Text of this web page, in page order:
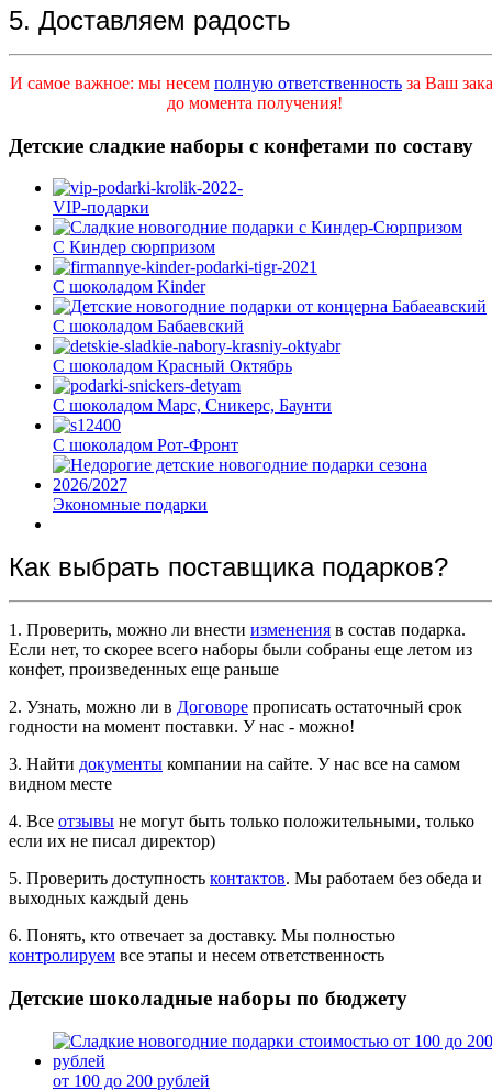
5. Доставляем радость
И самое важное: мы несем полную ответственность за Ваш
до момента получения!
Детские сладкие наборы с конфетами по составу
VIP-подарки
С Киндер сюрпризом
С шоколадом Kinder
С шоколадом Бабаевский
С шоколадом Красный Октябрь
С шоколадом Марс, Сникерс, Баунти
С шоколадом Рот-Фронт
Экономные подарки
Как выбрать поставщика подарков?
1. Проверить, можно ли внести изменения в состав подарка.
Если нет, то скорее всего наборы были собраны еще летом из
конфет, произведенных еще раньше
2. Узнать, можно ли в Договоре прописать остаточный срок
годности на момент поставки. У нас - можно!
3. Найти документы компании на сайте. У нас все на самом
видном месте
4. Все отзывы не могут быть только положительными, только
если их не писал директор)
5. Проверить доступность контактов. Мы работаем без обеда и
выходных каждый день
6. Понять, кто отвечает за доставку. Мы полностью
контролируем все этапы и несем ответственность
Детские шоколадные наборы по бюджету
от 100 до 200 рублей